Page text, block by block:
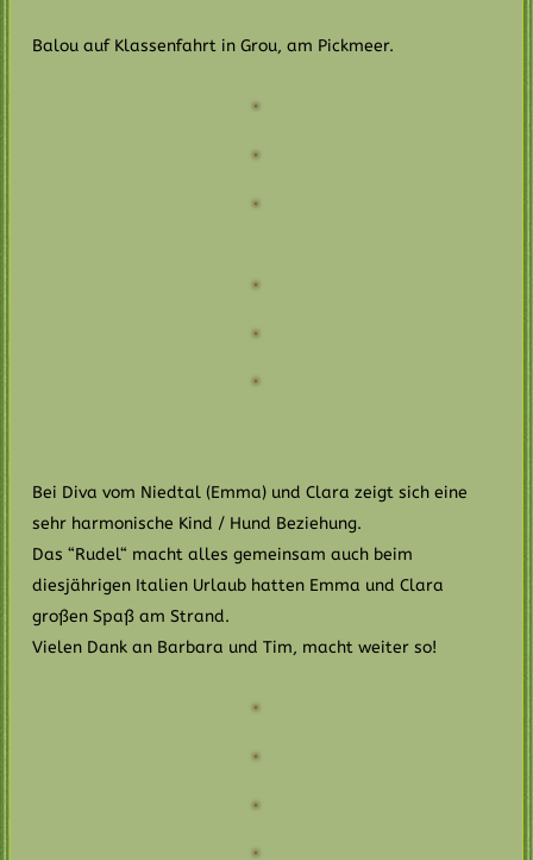
Balou auf Klassenfahrt in Grou, am Pickmeer.
Bei Diva vom Niedtal (Emma) und Clara zeigt sich eine
sehr harmonische Kind / Hund Beziehung.
Das “Rudel“ macht alles gemeinsam auch beim
diesjährigen Italien Urlaub hatten Emma und Clara
großen Spaß am Strand.
Vielen Dank an Barbara und Tim, macht weiter so!